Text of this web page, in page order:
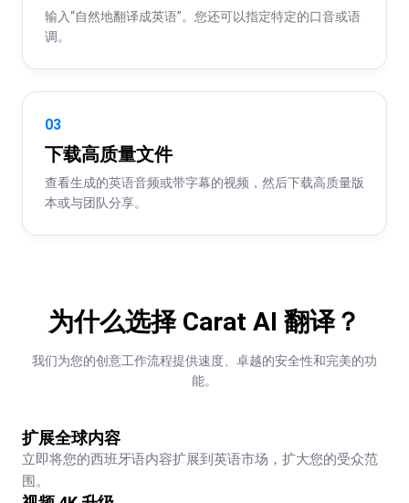
输入“自然地翻译成英语”。您还可以指定特定的口音或语
调。
03
下载高质量文件
查看生成的英语音频或带字幕的视频，然后下载高质量版
本或与团队分享。
为什么选择 Carat AI 翻译？
我们为您的创意工作流程提供速度、卓越的安全性和完美的功
能。
扩展全球内容
立即将您的西班牙语内容扩展到英语市场，扩大您的受众范
围。